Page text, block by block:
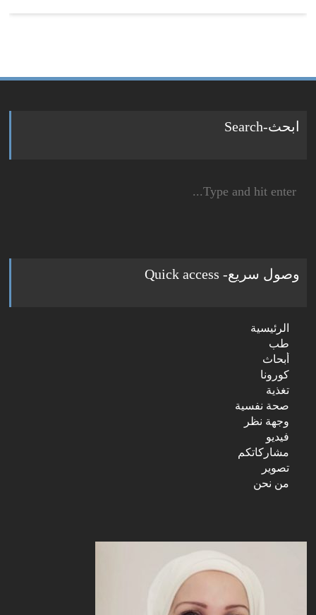
ابحث-Search
for:
وصول سريع- Quick access
الرئيسية
طب
أبحاث
كورونا
تغذية
صحة نفسية
وجهة نظر
فيديو
مشاركاتكم
تصوير
من نحن